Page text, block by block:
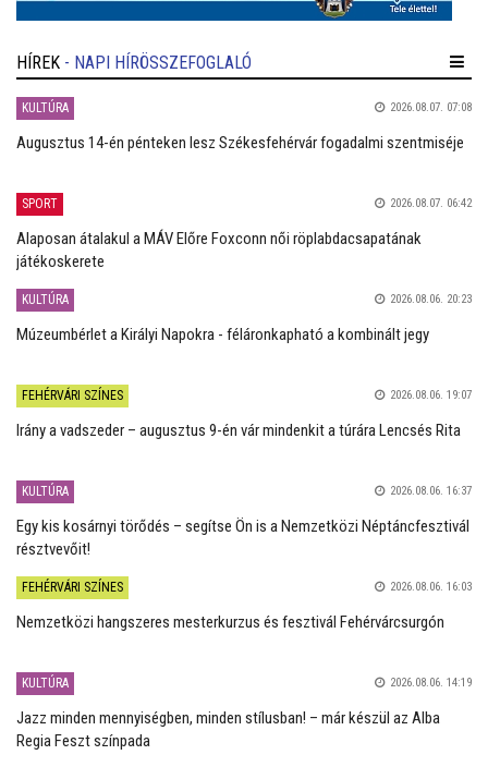
HÍREK - NAPI HÍRÖSSZEFOGLALÓ
KULTÚRA 2026.08.07. 07:08
Augusztus 14-én pénteken lesz Székesfehérvár fogadalmi szentmiséje
SPORT 2026.08.07. 06:42
Alaposan átalakul a MÁV Előre Foxconn női röplabdacsapatának
játékoskerete
KULTÚRA 2026.08.06. 20:23
Múzeumbérlet a Királyi Napokra - féláronkapható a kombinált jegy
FEHÉRVÁRI SZÍNES 2026.08.06. 19:07
Irány a vadszeder – augusztus 9-én vár mindenkit a túrára Lencsés Rita
KULTÚRA 2026.08.06. 16:37
Egy kis kosárnyi törődés – segítse Ön is a Nemzetközi Néptáncfesztivál
résztvevőit!
FEHÉRVÁRI SZÍNES 2026.08.06. 16:03
Nemzetközi hangszeres mesterkurzus és fesztivál Fehérvárcsurgón
KULTÚRA 2026.08.06. 14:19
Jazz minden mennyiségben, minden stílusban! – már készül az Alba
Regia Feszt színpada